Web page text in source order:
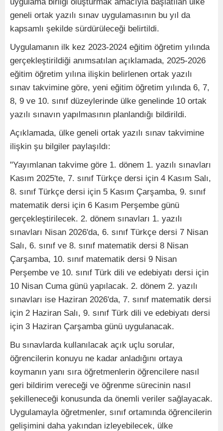
geneli ortak yazılı sınav uygulamasının bu yıl da
kapsamlı şekilde sürdürüleceği belirtildi.
Uygulamanın ilk kez 2023-2024 eğitim öğretim yılında
gerçekleştirildiği anımsatılan açıklamada, 2025-2026
eğitim öğretim yılına ilişkin belirlenen ortak yazılı
sınav takvimine göre, yeni eğitim öğretim yılında 6, 7,
8, 9 ve 10. sınıf düzeylerinde ülke genelinde 10 ortak
yazılı sınavın yapılmasının planlandığı bildirildi.
Açıklamada, ülke geneli ortak yazılı sınav takvimine
ilişkin şu bilgiler paylaşıldı:
"Yayımlanan takvime göre 1. dönem 1. yazılı sınavları
Kasım 2025'te, 7. sınıf Türkçe dersi için 4 Kasım Salı,
8. sınıf Türkçe dersi için 5 Kasım Çarşamba, 9. sınıf
matematik dersi için 6 Kasım Perşembe günü
gerçekleştirilecek. 2. dönem sınavları 1. yazılı
sınavları Nisan 2026'da, 6. sınıf Türkçe dersi 7 Nisan
Salı, 6. sınıf ve 8. sınıf matematik dersi 8 Nisan
Çarşamba, 10. sınıf matematik dersi 9 Nisan
Perşembe ve 10. sınıf Türk dili ve edebiyatı dersi için
10 Nisan Cuma günü yapılacak. 2. dönem 2. yazılı
sınavları ise Haziran 2026'da, 7. sınıf matematik dersi
için 2 Haziran Salı, 9. sınıf Türk dili ve edebiyatı dersi
için 3 Haziran Çarşamba günü uygulanacak.
Bu sınavlarda kullanılacak açık uçlu sorular,
öğrencilerin konuyu ne kadar anladığını ortaya
koymanın yanı sıra öğretmenlerin öğrencilere nasıl
geri bildirim vereceği ve öğrenme sürecinin nasıl
şekilleneceği konusunda da önemli veriler sağlayacak.
Uygulamayla öğretmenler, sınıf ortamında öğrencilerin
gelişimini daha yakından izleyebilecek, ülke